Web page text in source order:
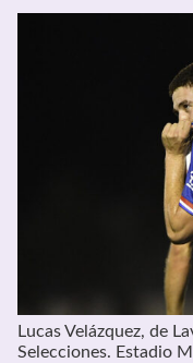
Lucas Velázquez, de
Selecciones. Estadio